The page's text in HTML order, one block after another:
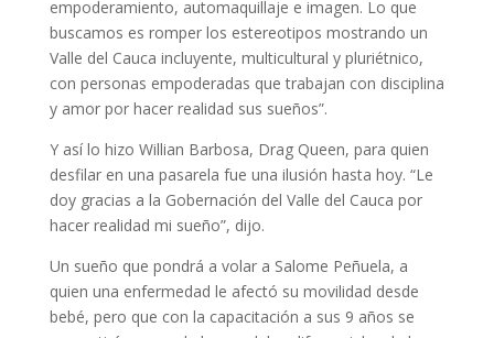
empoderamiento, automaquillaje e imagen. Lo que
buscamos es romper los estereotipos mostrando un
Valle del Cauca incluyente, multicultural y pluriétnico,
con personas empoderadas que trabajan con disciplina
y amor por hacer realidad sus sueños”.
Y así lo hizo Willian Barbosa, Drag Queen, para quien
desfilar en una pasarela fue una ilusión hasta hoy. “Le
doy gracias a la Gobernación del Valle del Cauca por
hacer realidad mi sueño”, dijo.
Un sueño que pondrá a volar a Salome Peñuela, a
quien una enfermedad le afectó su movilidad desde
bebé, pero que con la capacitación a sus 9 años se